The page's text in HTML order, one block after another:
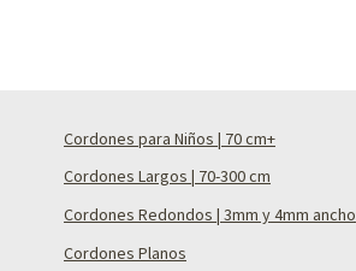
Cordones para Niños | 70 cm+
Cordones Largos | 70-300 cm
Cordones Redondos | 3mm y 4mm ancho
Cordones Planos